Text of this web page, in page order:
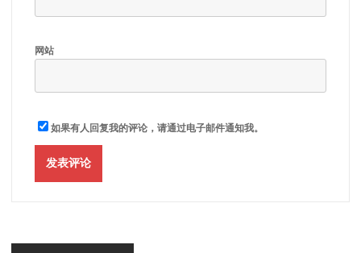
网站
如果有人回复我的评论，请通过电子邮件通知我。